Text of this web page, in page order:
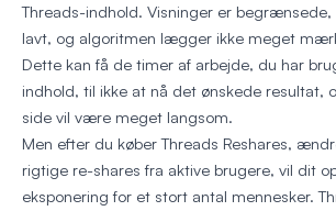
Threads-indhold. Visninger er
lavt, og algoritmen lægger ikke meget
Dette kan få de timer af arbejde, du har
indhold, til ikke at nå det ønskede resultat,
side vil være meget langsom.
Men efter du køber Threads Reshares,
rigtige re-shares fra aktive brugere, vil dit
eksponering for et stort antal mennesker.